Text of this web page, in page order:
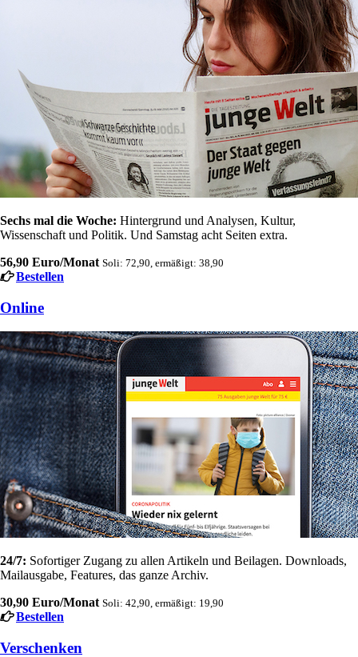
Sechs mal die Woche: Hintergrund und Analysen, Kultur,
Wissenschaft und Politik. Und Samstag acht Seiten extra.
56,90 Euro/Monat Soli: 72,90, ermäßigt: 38,90
Bestellen
Online
24/7: Sofortiger Zugang zu allen Artikeln und Beilagen. Downloads,
Mailausgabe, Features, das ganze Archiv.
30,90 Euro/Monat Soli: 42,90, ermäßigt: 19,90
Bestellen
Verschenken